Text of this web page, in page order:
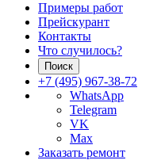
Примеры работ
Прейскурант
Контакты
Что случилось?
Поиск
+7 (495) 967-38-72
WhatsApp
Telegram
VK
Max
Заказать ремонт